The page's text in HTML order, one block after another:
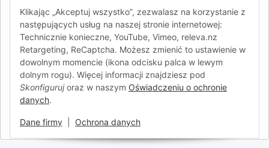
Klikając „Akceptuj wszystko”, zezwalasz na korzystanie z
następujących usług na naszej stronie internetowej:
Technicznie konieczne, YouTube, Vimeo, releva.nz
Retargeting, ReCaptcha. Możesz zmienić to ustawienie w
dowolnym momencie (ikona odcisku palca w lewym
dolnym rogu). Więcej informacji znajdziesz pod
Skonfigurujoraz w naszym Oświadczeniu o ochronie
danych.
Dane firmy Ochrona danych
RO HR
AFATEK International| Twój partner w zakresie części
zamiennych do przyczep i pojazdów samochodowych
Zapytania:info@afatek.com
Globalna dostawa z naszego centralnego magazynu w
Niemczech.